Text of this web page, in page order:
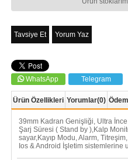
Tavsiye Et Yorum Yaz
WhatsApp Telegram
Ürün Özellikleri Yorumlar(0)
39mm Kadran Genişliği, Ultra
Şarj Süresi ( Stand by ),Kalp
sayar,Kayıp Modu, Alarm,
Ios & Android İşletim sistemlerine